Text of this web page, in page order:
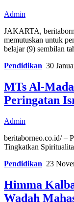
Admin
JAKARTA,
memutuskan untuk
belajar (9) sembilan
Pendidikan 30
MTs Al-
Peringatan
Admin
beritaborneo.co.id/ –
Tingkatkan
Pendidikan 23
Himma
Wadah